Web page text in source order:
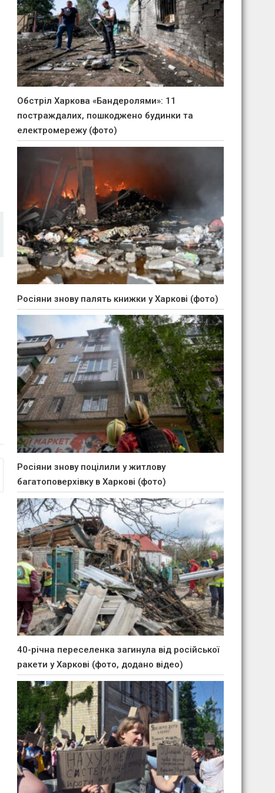
Обстріл Харкова «Бандеролями»: 11
постраждалих, пошкоджено будинки та
електромережу (фото)
Росіяни знову палять книжки у Харкові (фото)
Росіяни знову поцілили у житлову
багатоповерхівку в Харкові (фото)
40-річна переселенка загинула від російської
ракети у Харкові (фото, додано відео)